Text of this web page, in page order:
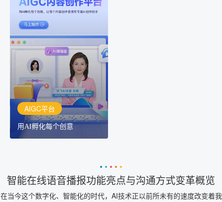
AIGC平台
用AI孵化每个创意
AIGC平台
用AI孵化每个创意
讯飞AIGC平台：让每个创
作者都拥有自己的专注AI
创作助手
智能在线语音播报功能亮点与沟通方式变革概览
在当今这个数字化、智能化的时代，AI技术正以前所未有的速度改变着我